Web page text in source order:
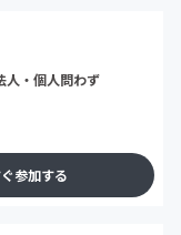
・個人問わず
参加する